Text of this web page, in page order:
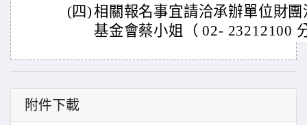
(四)相關報名事宜請洽承辦單位財
基金會蔡小姐（ 02- 23212100
附件下載